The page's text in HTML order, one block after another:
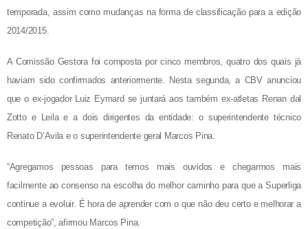
temporada, assim como mudanças na forma de classificação para a edição
2014/2015.
A Comissão Gestora foi composta por cinco membros, quatro dos quais já
haviam sido confirmados anteriormente. Nesta segunda, a CBV anunciou
que o ex-jogador Luiz Eymard se juntará aos também ex-atletas Renan dal
Zotto e Leila e a dois dirigentes da entidade: o superintendente técnico
Renato D’Avila e o superintendente geral Marcos Pina.
“Agregamos pessoas para temos mais ouvidos e chegarmos mais
facilmente ao consenso na escolha do melhor caminho para que a Superliga
continue a evoluir. É hora de aprender com o que não deu certo e melhorar a
competição”, afirmou Marcos Pina.